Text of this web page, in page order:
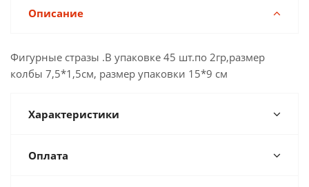
Описание
Фигурные стразы .В упаковке 45 шт.по 2гр,размер
колбы 7,5*1,5см, размер упаковки 15*9 см
Характеристики
Оплата